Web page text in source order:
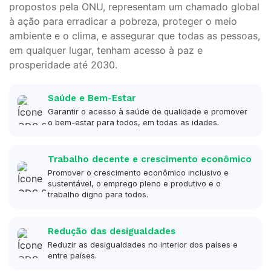
propostos pela ONU, representam um chamado global
à ação para erradicar a pobreza, proteger o meio
ambiente e o clima, e assegurar que todas as pessoas,
em qualquer lugar, tenham acesso à paz e
prosperidade até 2030.
Saúde e Bem-Estar
Garantir o acesso à saúde de qualidade e promover
o bem-estar para todos, em todas as idades.
Trabalho decente e crescimento econômico
Promover o crescimento econômico inclusivo e
sustentável, o emprego pleno e produtivo e o
trabalho digno para todos.
Redução das desigualdades
Reduzir as desigualdades no interior dos países e
entre países.